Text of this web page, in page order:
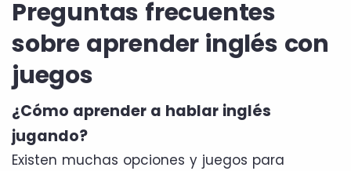
Preguntas frecuentes
sobre aprender inglés con
juegos
¿Cómo aprender a hablar inglés
jugando?
Existen muchas opciones y juegos para